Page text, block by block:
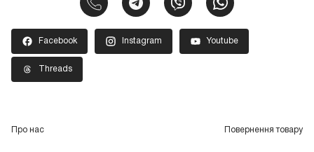
Facebook Instagram Youtube
Threads
Про нас Повернення товару